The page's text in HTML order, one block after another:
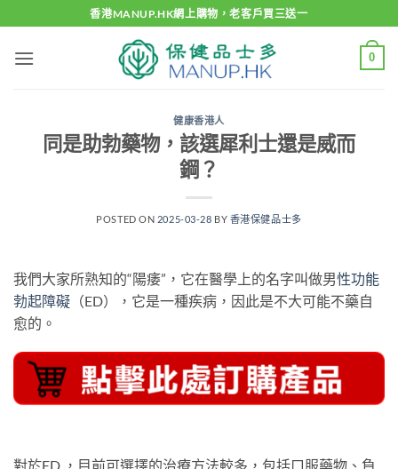
to
content
香港MANUP.HK網上購物，老客戶買三送一
0
健康香港人
同是助勃藥物，該選犀利士還是威而
鋼？
POSTED ON 2025-03-28 BY 香港保健品士多
我們大家所熟知的“陽痿”，它在醫學上的名字叫做男性功能
勃起障礙 （ED），它是一種疾病，因此是不大可能不藥自
愈的。
對於ED ，目前可選擇的治療方法較多，包括口服藥物、負